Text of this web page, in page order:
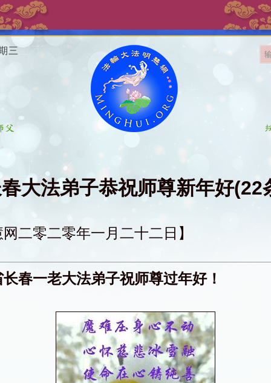
三
大法弟子恭祝师尊新年好(22
二零二零年一月二十二日】
春一老大法弟子祝师尊过年好！